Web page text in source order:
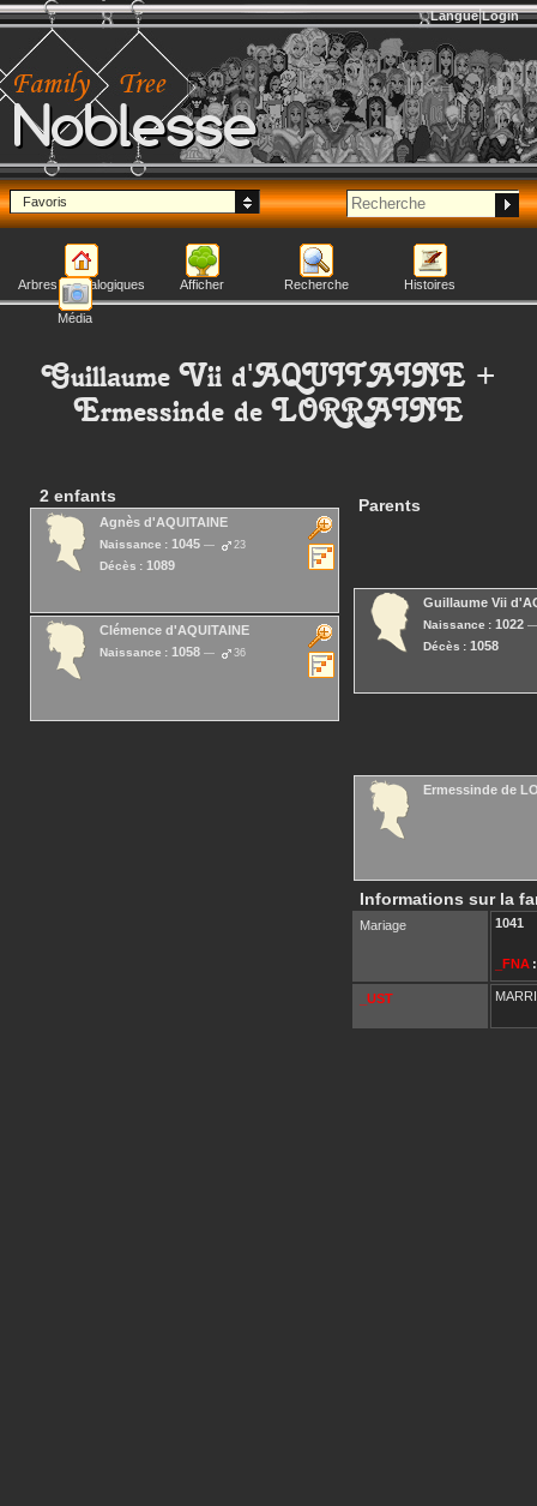
Noblesse
Langue Login
Favoris
Arbres généalogiques Afficher Recherche Histoires
Média
Guillaume Vii d'AQUITAINE +
Ermessindede LORRAINE
2 enfants
Agnès d'AQUITAINE
Naissance : 1045 23
Décès : 1089
Clémence d'AQUITAINE
Naissance : 1058 36
Parents
Guillaume Vii
Naissance : 1022
Décès : 1058
Ermessinde de
Informations sur la
Mariage 1041
_FNA :
_UST